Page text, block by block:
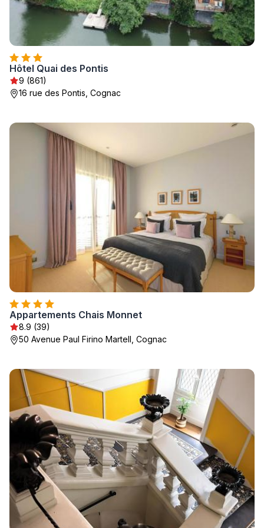
Hôtel Quai des Pontis
9 (861)
16 rue des Pontis, Cognac
Appartements Chais Monnet
8.9 (39)
50 Avenue Paul Firino Martell, Cognac